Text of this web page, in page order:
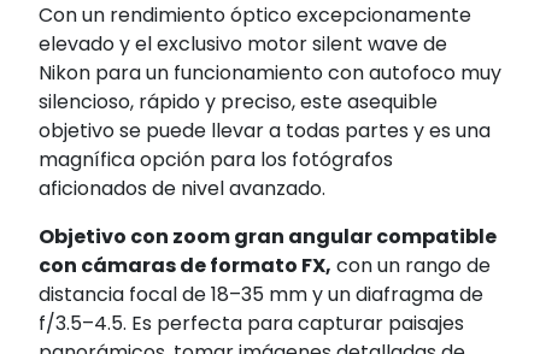
Con un rendimiento óptico excepcionamente
elevado y el exclusivo motor silent wave de
Nikon para un funcionamiento con autofoco muy
silencioso, rápido y preciso, este asequible
objetivo se puede llevar a todas partes y es una
magnífica opción para los fotógrafos
aficionados de nivel avanzado.
Objetivo con zoom gran angular compatible
con cámaras de formato FX, con un rango de
distancia focal de 18–35 mm y un diafragma de
f/3.5–4.5. Es perfecta para capturar paisajes